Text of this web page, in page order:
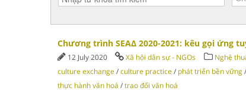
Chương trình SEAΔ 2020-2021: kêu gọi ứng
12 July 2020 Xã hội dân sự - NGOs Nghệ
culture exchange/culture practice/ phát triển bền vững/
thực hành văn hoá /trao đổi văn hoá